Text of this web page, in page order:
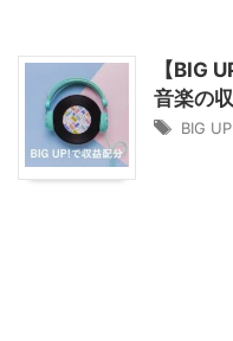
【BIG
音楽の
BIG